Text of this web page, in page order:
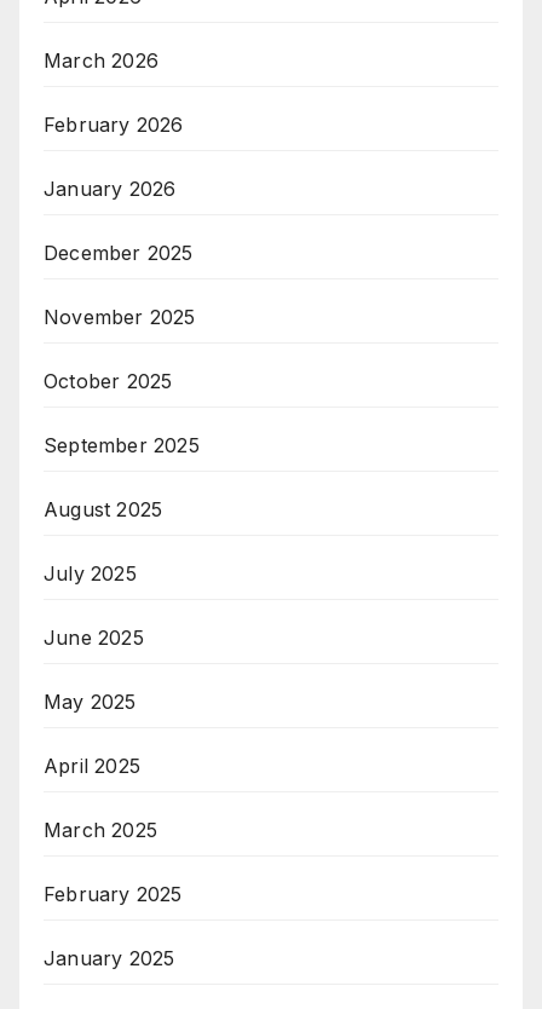
March 2026
February 2026
January 2026
December 2025
November 2025
October 2025
September 2025
August 2025
July 2025
June 2025
May 2025
April 2025
March 2025
February 2025
January 2025